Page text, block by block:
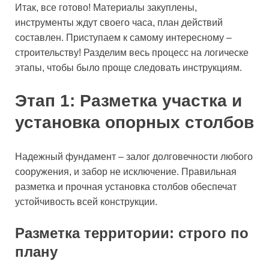
Итак, все готово! Материалы закуплены,
инструменты ждут своего часа, план действий
составлен. Приступаем к самому интересному –
строительству! Разделим весь процесс на логическе
этапы, чтобы было проще следовать инструкциям.
Этап 1: Разметка участка и
установка опорных столбов
Надежный фундамент – залог долговечности любого
сооружения, и забор не исключение. Правильная
разметка и прочная установка столбов обеспечат
устойчивость всей конструкции.
Разметка территории: строго по
плану